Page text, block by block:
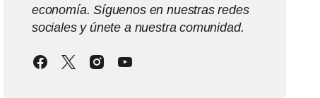
economía. Síguenos en nuestras redes
sociales y únete a nuestra comunidad.